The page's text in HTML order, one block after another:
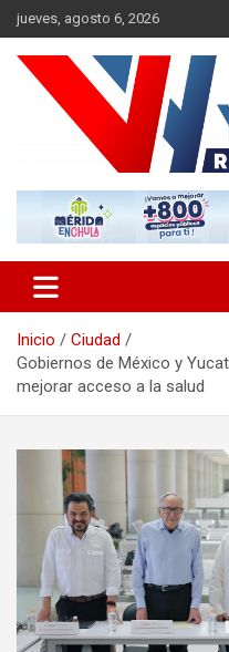
Saltar
al
contenido
jueves, agosto 6, 2026
Vector
Inicio
Ciudad
Gobiernos de México y
mejorar acceso a la salud